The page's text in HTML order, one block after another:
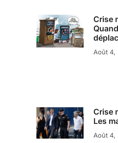
Crise
Août 4,
Crise
Les
Août 4,